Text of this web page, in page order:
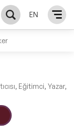
EN
Eğitimci, Yazar,